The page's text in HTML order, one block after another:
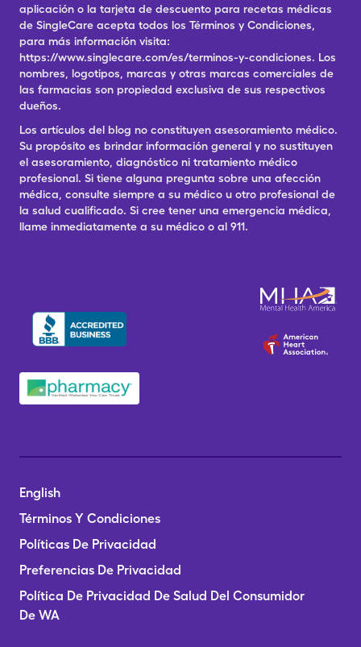
aplicación o la tarjeta de descuento para recetas médicas
de SingleCare acepta todos los Términos y Condiciones,
para más información visita:
https://www.singlecare.com/es/terminos-y-condiciones. Los
nombres, logotipos, marcas y otras marcas comerciales de
las farmacias son propiedad exclusiva de sus respectivos
dueños.
Los artículos del blog no constituyen asesoramiento médico.
Su propósito es brindar información general y no sustituyen
el asesoramiento, diagnóstico ni tratamiento médico
profesional. Si tiene alguna pregunta sobre una afección
médica, consulte siempre a su médico u otro profesional de
la salud cualificado. Si cree tener una emergencia médica,
llame inmediatamente a su médico o al 911.
English
Términos Y Condiciones
Políticas De Privacidad
Preferencias De Privacidad
Política De Privacidad De Salud Del Consumidor
De WA